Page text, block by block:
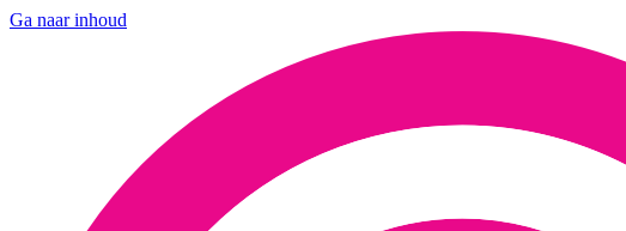
Ga naar inhoud